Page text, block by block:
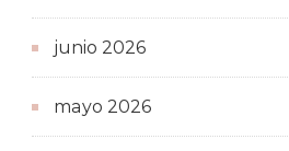
junio 2026
mayo 2026